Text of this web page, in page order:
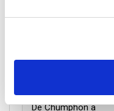
Île de Samui
De Chumphon à